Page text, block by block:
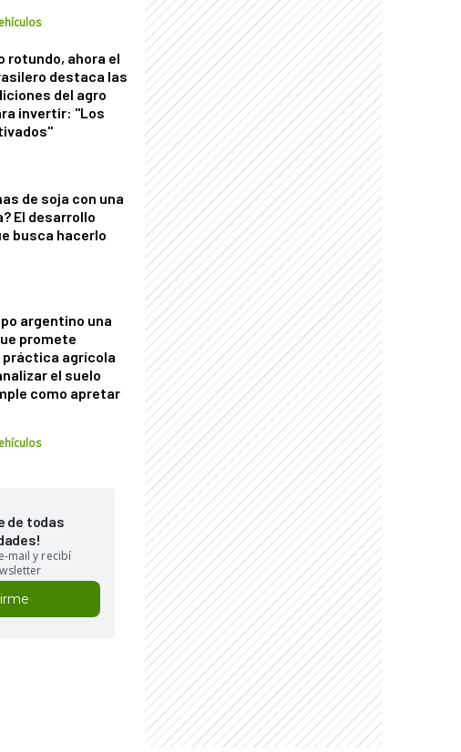
rotundo, ahora el
destaca las
del agro
invertir: "Los
de soja con una
El desarrollo
busca hacerlo
argentino una
promete
práctica agrícola
el suelo
como apretar
de todas
mail y recibí